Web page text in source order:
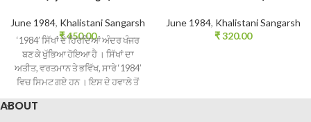
June 1984, Khalistani Sangarsh
₹450.00
‘1984’ ਸਿੱਖਾਂ ਦੇ ਹਿਰਦਿਆਂ ਅੰਦਰ ਖੰਜਰ
ਬਣ ਕੇ ਖੁੱਭਿਆ ਹੋਇਆ ਹੈ । ਸਿੱਖਾਂ ਦਾ
ਅਤੀਤ, ਵਰਤਮਾਨ ਤੇ ਭਵਿੱਖ, ਸਾਰੇ ‘1984’
ਵਿਚ ਸਿਮਟ ਗਏ ਹਨ । ਇਸ ਦੇ ਹਵਾਲੇ ਤੋਂ
ਹੈ, ਨਾ ਵਰਤਮਾਨ ਨੂੰ ਜਾਣਿਆ ਜਾ ਸਕਦਾ ਹੈ,
June 1984, Khalistani Sangarsh
₹320.00
ABOUT